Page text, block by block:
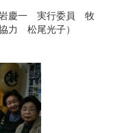
慶一 実行委員 牧
松尾光子）